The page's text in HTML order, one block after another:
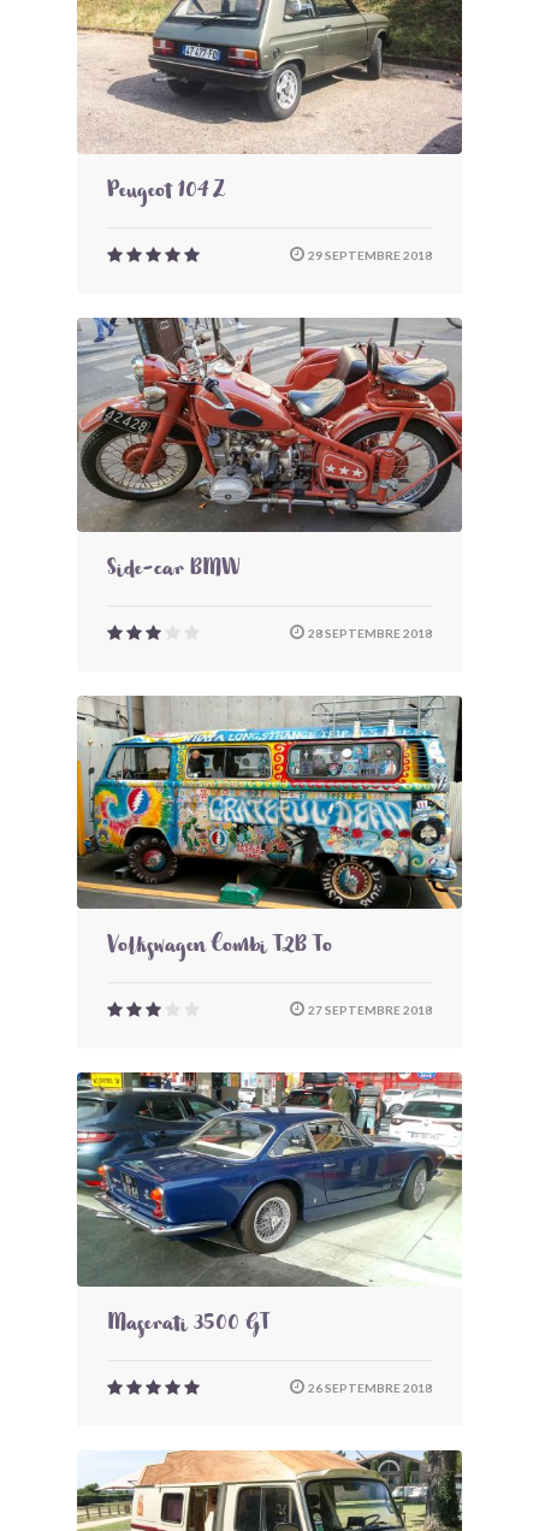
Peugeot 104 Z
29 SEPTEMBRE 2018
Side-car BMW
28 SEPTEMBRE 2018
Volkswagen Combi T2B To
27 SEPTEMBRE 2018
Maserati 3500 GT
26 SEPTEMBRE 2018